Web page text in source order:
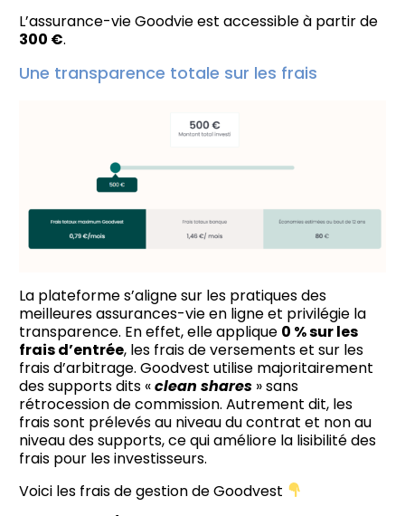
L’assurance-vie Goodvie est accessible à partir de
300 €.
Une transparence totale sur les frais
La plateforme s’aligne sur les pratiques des
meilleures assurances-vie en ligne et privilégie la
transparence. En effet, elle applique 0 % sur les
frais d’entrée, les frais de versements et sur les
frais d’arbitrage. Goodvest utilise majoritairement
des supports dits «clean shares » sans
rétrocession de commission. Autrement dit, les
frais sont prélevés au niveau du contrat et non au
niveau des supports, ce qui améliore la lisibilité des
frais pour les investisseurs.
Voici les frais de gestion de Goodvest